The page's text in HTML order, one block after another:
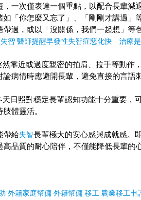
一次僅表達一個重點，以配合長輩減
「你怎麼又忘了」、「剛剛才講過
過，或以「沒關係，我們一起想」
智 醫師提醒早發性失智症惡化快 治療是
靠近或過度親密的拍肩、拉手等動作
病情時應避開長輩，避免直接的言語
日照對穩定長輩認知功能十分重要，
體靈活。
帶給失智長輩極大的安心感與成就感。
品質的耐心陪伴，不僅能降低長輩的
外籍家庭幫傭 外籍幫傭 移工 農業移工申